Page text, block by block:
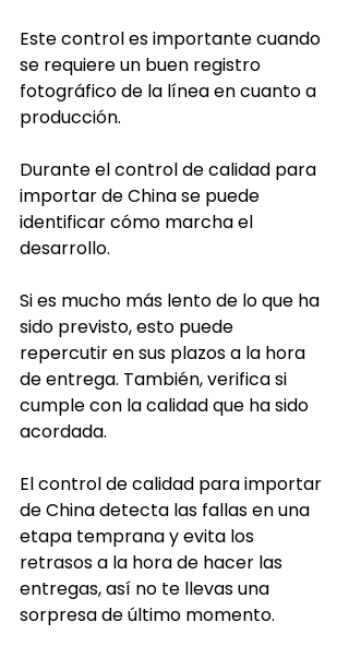
Este control es importante cuando
se requiere un buen registro
fotográfico de la línea en cuanto a
producción.
Durante el control de calidad para
importar de China se puede
identificar cómo marcha el
desarrollo.
Si es mucho más lento de lo que ha
sido previsto, esto puede
repercutir en sus plazos a la hora
de entrega. También, verifica si
cumple con la calidad que ha sido
acordada.
El control de calidad para importar
de China detecta las fallas en una
etapa temprana y evita los
retrasos a la hora de hacer las
entregas, así no te llevas una
sorpresa de último momento.